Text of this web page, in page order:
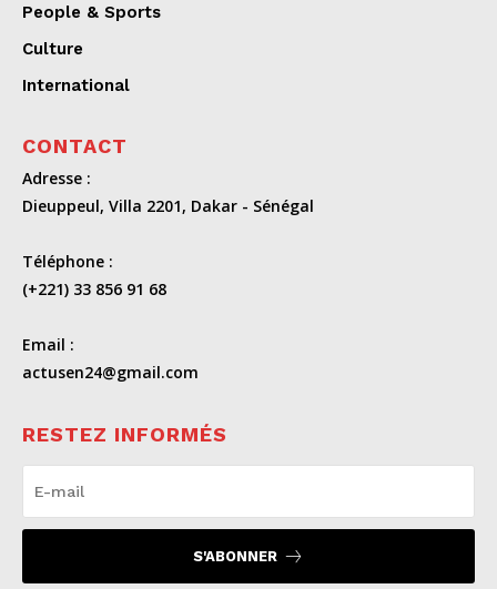
People & Sports
Culture
International
CONTACT
Adresse :
Dieuppeul, Villa 2201, Dakar - Sénégal
Téléphone :
(+221) 33 856 91 68
Email :
actusen24@gmail.com
RESTEZ INFORMÉS
S'ABONNER